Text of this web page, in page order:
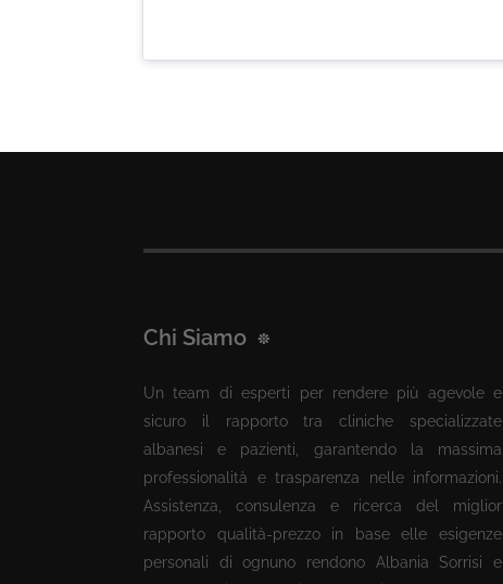
Chi Siamo
Un team di esperti per rendere più agevole e
sicuro il rapporto tra cliniche specializzate
albanesi e pazienti, garantendo la massima
professionalità e trasparenza nelle informazioni.
Assistenza, consulenza e ricerca del miglior
rapporto qualità-prezzo in base elle esigenze
personali di ognuno rendono Albania Sorrisi e